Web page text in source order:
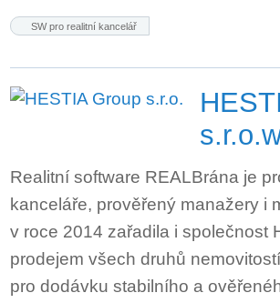
SW pro realitní kancelář
s.r.o.
Realitní software REALBrána je
kanceláře, prověřený manažery i
v roce 2014 zařadila i společnost
prodejem všech druhů
pro dodávku stabilního a